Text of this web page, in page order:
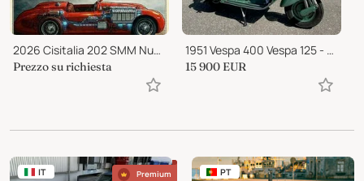
2026 Cisitalia 202 SMM Nuvolari Spyder
Prezzo su richiesta
1951 Vespa 400 Vespa 125 - Faro Basso - V31
15 900 EUR
IT Premium PT